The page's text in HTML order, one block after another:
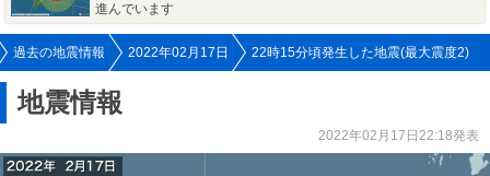
進んでいます
過去の地震情報 2022年02月17日 22時15分頃発生した地震(最大震度2)
地震情報
2022年02月17日22:18発表